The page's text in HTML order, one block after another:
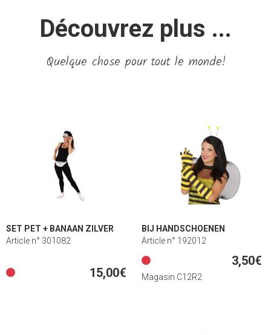
Découvrez plus ...
Quelque chose pour tout le monde!
SET PET + BANAAN ZILVER
Article n° 301082
15,00€
BIJ HANDSCHOENEN
Article n° 192012
3,50€
Magasin C12R2